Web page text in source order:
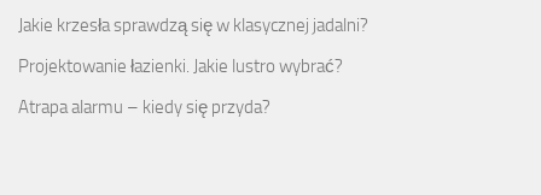
Jakie krzesła sprawdzą się w klasycznej jadalni?
Projektowanie łazienki. Jakie lustro wybrać?
Atrapa alarmu – kiedy się przyda?